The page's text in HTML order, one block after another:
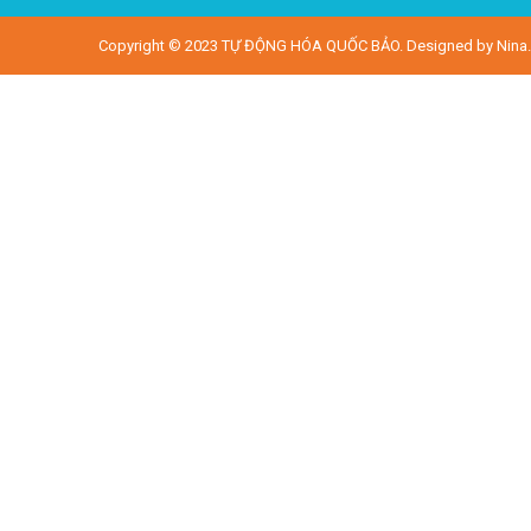
Copyright © 2023TỰ ĐỘNG HÓA QUỐC BẢO . Designed by